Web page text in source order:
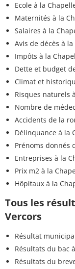
Ecole à la
Maternités à la
Salaires à la
Avis de décès à
Impôts à la
Dette et budget
Climat et
Risques naturels
Nombre de
Accidents de la
Délinquance à la
Prénoms donnés
Entreprises à la
Prix m2 à la
Hôpitaux à la
Tous les
Vercors
Résultat
Résultats du bac
Résultats du